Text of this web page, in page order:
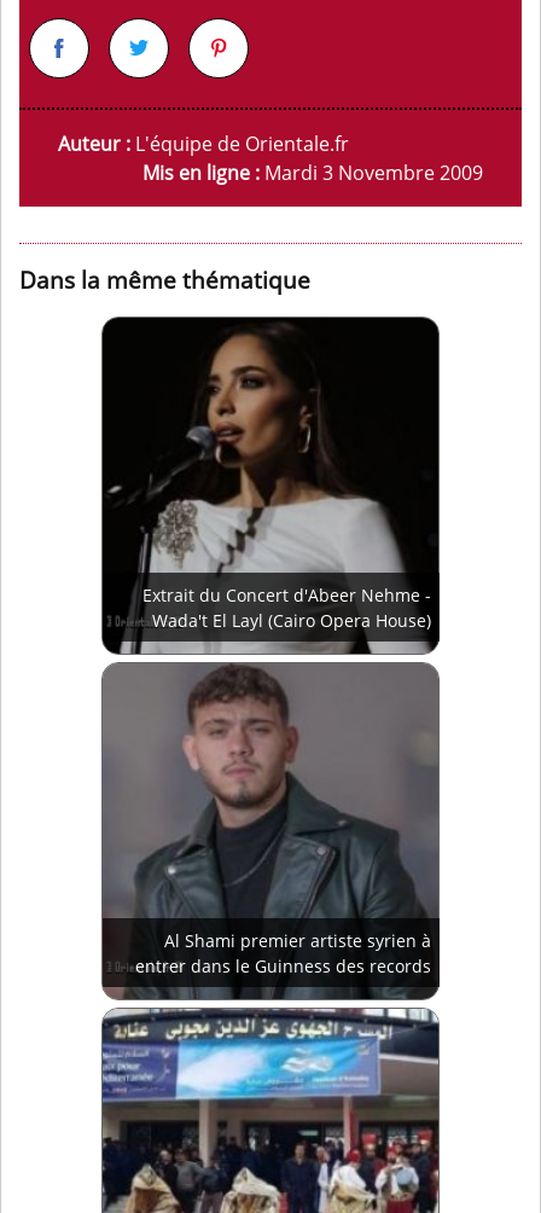
Auteur : L'équipe de Orientale.fr
Mis en ligne : Mardi 3 Novembre 2009
Dans la même thématique
Extrait du Concert d'Abeer Nehme -
Wada't El Layl (Cairo Opera House)
Al Shami premier artiste syrien à
entrer dans le Guinness des records